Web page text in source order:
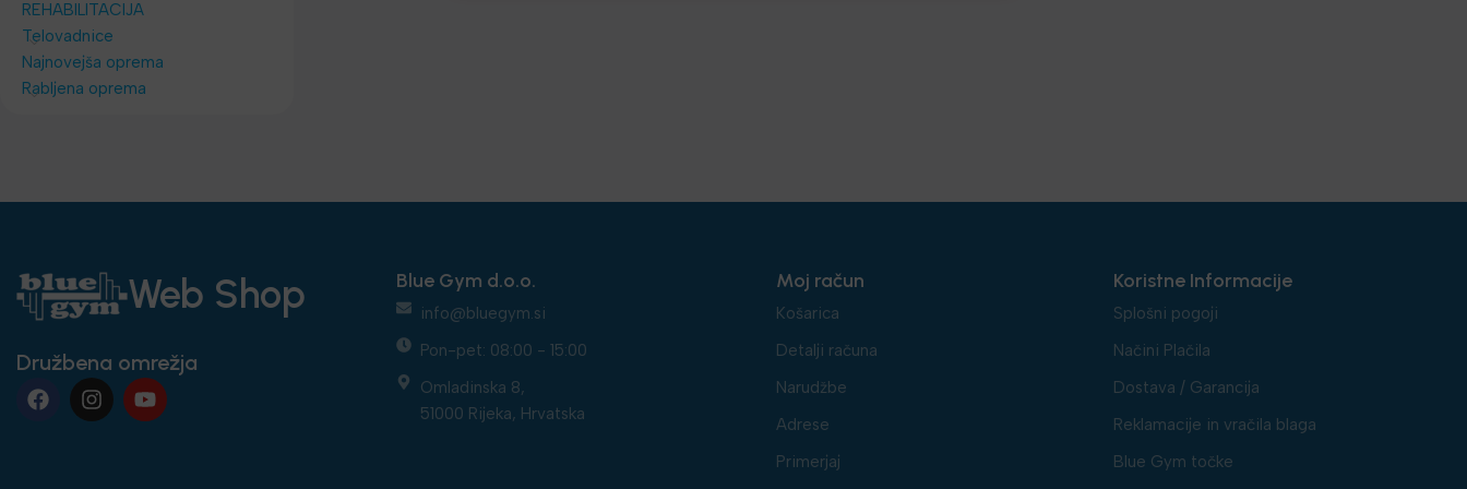
REHABILITACIJA
Telovadnice
Najnovejša oprema
Rabljena oprema
Web Shop
Družbena omrežja
Blue Gym d.o.o.
info@bluegym.si
Pon-pet: 08:00 - 15:00
Omladinska 8,
51000 Rijeka, Hrvatska
Moj račun
Košarica
Detalji računa
Narudžbe
Adrese
Primerjaj
Koristne Informacije
Splošni pogoji
Načini Plačila
Dostava / Garancija
Reklamacije in vračila blaga
Blue Gym točke